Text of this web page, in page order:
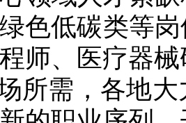
色低碳类等
师、医疗器
所需，各地